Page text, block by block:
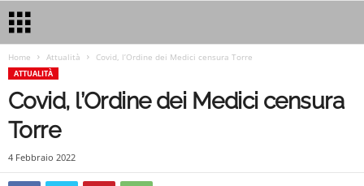
Home Attualità Covid, l’Ordine dei Medici censura Torre
ATTUALITÀ
Covid, l’Ordine dei Medici censura
Torre
4 Febbraio 2022